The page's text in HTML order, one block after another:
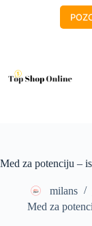
Med za potenciju –
milans
Med za